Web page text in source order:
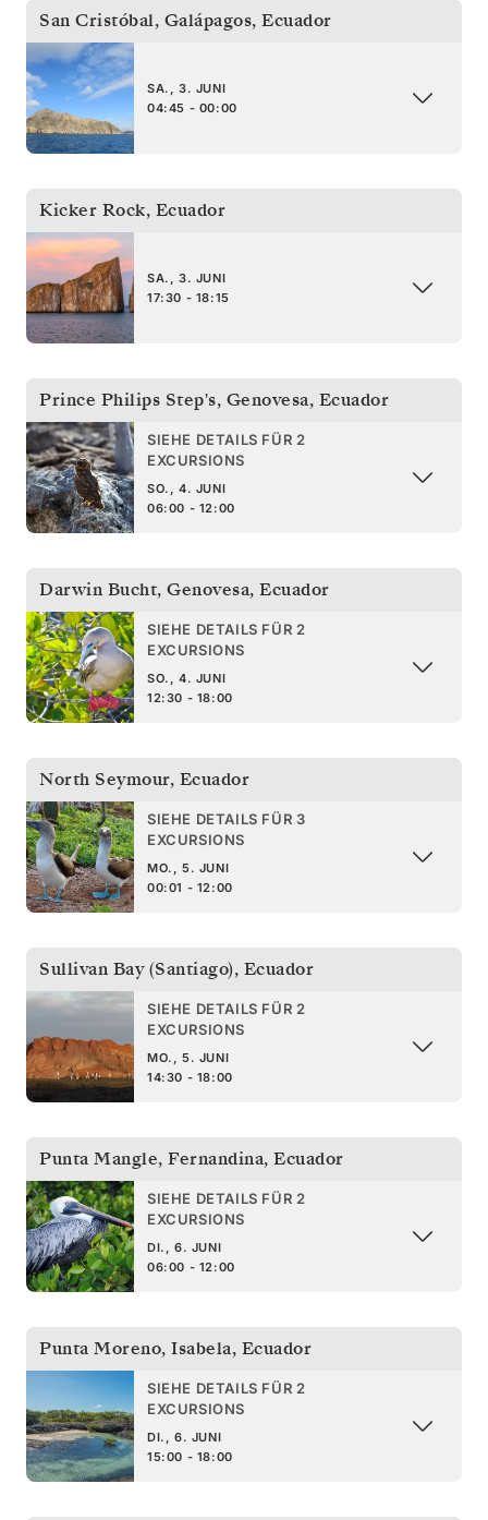
San Cristóbal, Galápagos, Ecuador
SA., 3. JUNI
04:45 - 00:00
Kicker Rock, Ecuador
SA., 3. JUNI
17:30 - 18:15
Prince Philips Step's, Genovesa, Ecuador
SIEHE DETAILS FÜR 2
EXCURSIONS
SO., 4. JUNI
06:00 - 12:00
Darwin Bucht, Genovesa, Ecuador
SIEHE DETAILS FÜR 2
EXCURSIONS
SO., 4. JUNI
12:30 - 18:00
North Seymour, Ecuador
SIEHE DETAILS FÜR 3
EXCURSIONS
MO., 5. JUNI
00:01 - 12:00
Sullivan Bay (Santiago), Ecuador
SIEHE DETAILS FÜR 2
EXCURSIONS
MO., 5. JUNI
14:30 - 18:00
Punta Mangle, Fernandina, Ecuador
SIEHE DETAILS FÜR 2
EXCURSIONS
DI., 6. JUNI
06:00 - 12:00
Punta Moreno, Isabela, Ecuador
SIEHE DETAILS FÜR 2
EXCURSIONS
DI., 6. JUNI
15:00 - 18:00